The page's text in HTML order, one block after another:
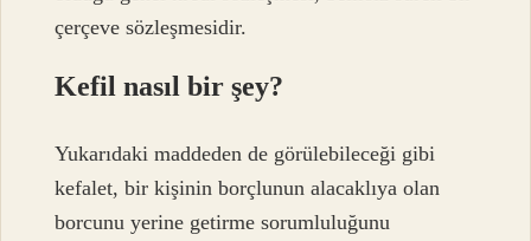
çerçeve sözleşmesidir.
Kefil nasıl bir şey?
Yukarıdaki maddeden de görülebileceği gibi
kefalet, bir kişinin borçlunun alacaklıya olan
borcunu yerine getirme sorumluluğunu